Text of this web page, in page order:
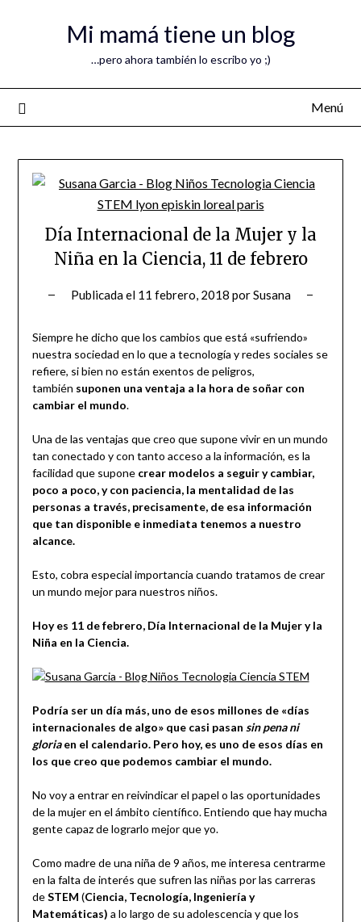
Mi mamá tiene un blog
…pero ahora también lo escribo yo ;)
Menú
Día Internacional de la Mujer y la
Niña en la Ciencia, 11 de febrero
Publicada el 11 febrero, 2018 porSusana
Siempre he dicho que los cambios que está «sufriendo»
nuestra sociedad en lo que a tecnología y redes sociales se
refiere, si bien no están exentos de peligros,
también suponen una ventaja a la hora de soñar con
cambiar el mundo.
Una de las ventajas que creo que supone vivir en un mundo
tan conectado y con tanto acceso a la información, es la
facilidad que supone crear modelos a seguir y cambiar,
poco a poco, y con paciencia, la mentalidad de las
personas a través, precisamente, de esa información
que tan disponible e inmediata tenemos a nuestro
alcance.
Esto, cobra especial importancia cuando tratamos de crear
un mundo mejor para nuestros niños.
Hoy es 11 de febrero, Día Internacional de la Mujer y la
Niña en la Ciencia.
Podría ser un día más, uno de esos millones de «días
internacionales de algo» que casi pasan sin pena ni
gloriaen el calendario. Pero hoy, es uno de esos días en
los que creo que podemos cambiar el mundo.
No voy a entrar en reivindicar el papel o las oportunidades
de la mujer en el ámbito científico. Entiendo que hay mucha
gente capaz de lograrlo mejor que yo.
Como madre de una niña de 9 años, me interesa centrarme
en la falta de interés que sufren las niñas por las carreras
deSTEM (Ciencia, Tecnología, Ingeniería y
Matemáticas) a lo largo de su adolescencia y que los